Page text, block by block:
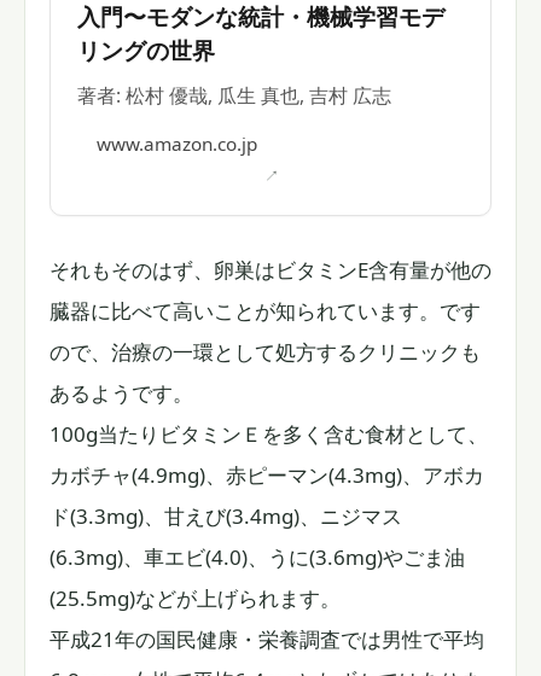
入門〜モダンな統計・機械学習モデ
リングの世界
著者: 松村 優哉, 瓜生 真也, 吉村 広志
www.amazon.co.jp
それもそのはず、卵巣はビタミンE含有量が他の
臓器に比べて高いことが知られています。です
ので、治療の一環として処方するクリニックも
あるようです。
100g当たりビタミンＥを多く含む食材として、
カボチャ(4.9mg)、赤ピーマン(4.3mg)、アボカ
ド(3.3mg)、甘えび(3.4mg)、ニジマス
(6.3mg)、車エビ(4.0)、うに(3.6mg)やごま油
(25.5mg)などが上げられます。
平成21年の国民健康・栄養調査では男性で平均